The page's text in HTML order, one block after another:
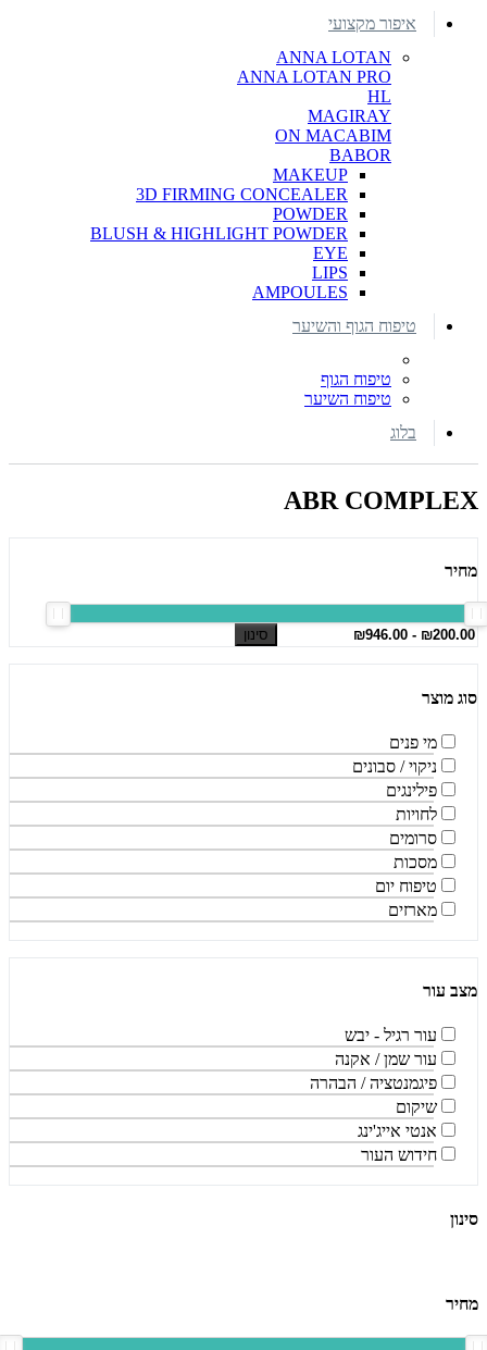
איפור מקצועי
ANNA LOTAN
ANNA LOTAN PRO
HL
MAGIRAY
ON MACABIM
BABOR
MAKEUP
3D FIRMING CONCEALER
POWDER
BLUSH & HIGHLIGHT POWDER
EYE
LIPS
AMPOULES
טיפוח הגוף והשיער
טיפוח הגוף
טיפוח השיער
בלוג
ABR COMPLEX
מחיר
סינון
סוג מוצר
מי פנים
ניקוי / סבונים
פילינגים
לחויות
סרומים
מסכות
טיפוח יום
מארזים
מצב עור
עור רגיל - יבש
עור שמן / אקנה
פיגמנטציה / הבהרה
שיקום
אנטי אייג'ינג
חידוש העור
סינון
מחיר